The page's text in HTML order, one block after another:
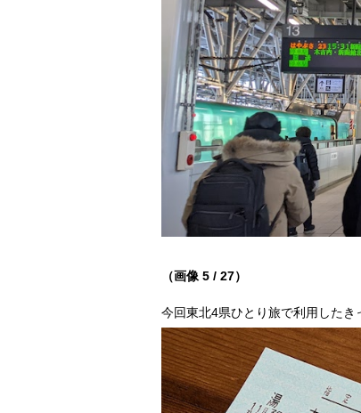
（画像 5 / 27）
今回東北4県ひとり旅で利用したき